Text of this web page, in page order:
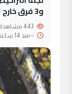
و3 فرق خارج الضوابط
--منذ 14 ساعة